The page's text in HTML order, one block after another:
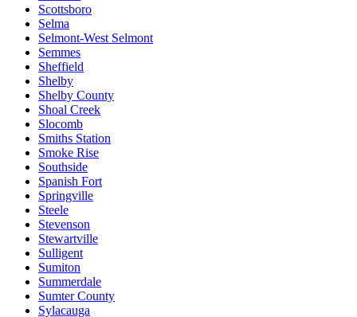
Scottsboro
Selma
Selmont-West Selmont
Semmes
Sheffield
Shelby
Shelby County
Shoal Creek
Slocomb
Smiths Station
Smoke Rise
Southside
Spanish Fort
Springville
Steele
Stevenson
Stewartville
Sulligent
Sumiton
Summerdale
Sumter County
Sylacauga